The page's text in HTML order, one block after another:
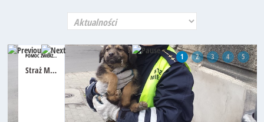
POMOC ZWIERZĘTOM
Straż Miejska w Koninie wielokrotnie służy pomocą i wsparciem w zakresie niesienia pomocy zwierzętom
1 2 3 4 5